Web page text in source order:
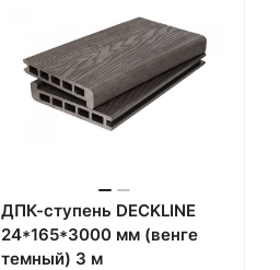
ДПК-ступень DECKLINE
24*165*3000 мм (венге
темный) 3 м